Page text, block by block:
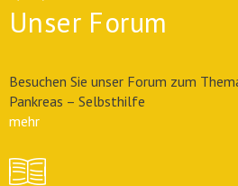
Unser Forum
Besuchen Sie unser Forum zum
Pankreas – Selbsthilfe
mehr